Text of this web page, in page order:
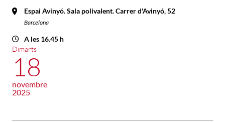
Espai Avinyó. Sala polivalent. Carrer d'Avinyó, 52
Barcelona
A les 16.45 h
Dimarts
18
novembre
2025